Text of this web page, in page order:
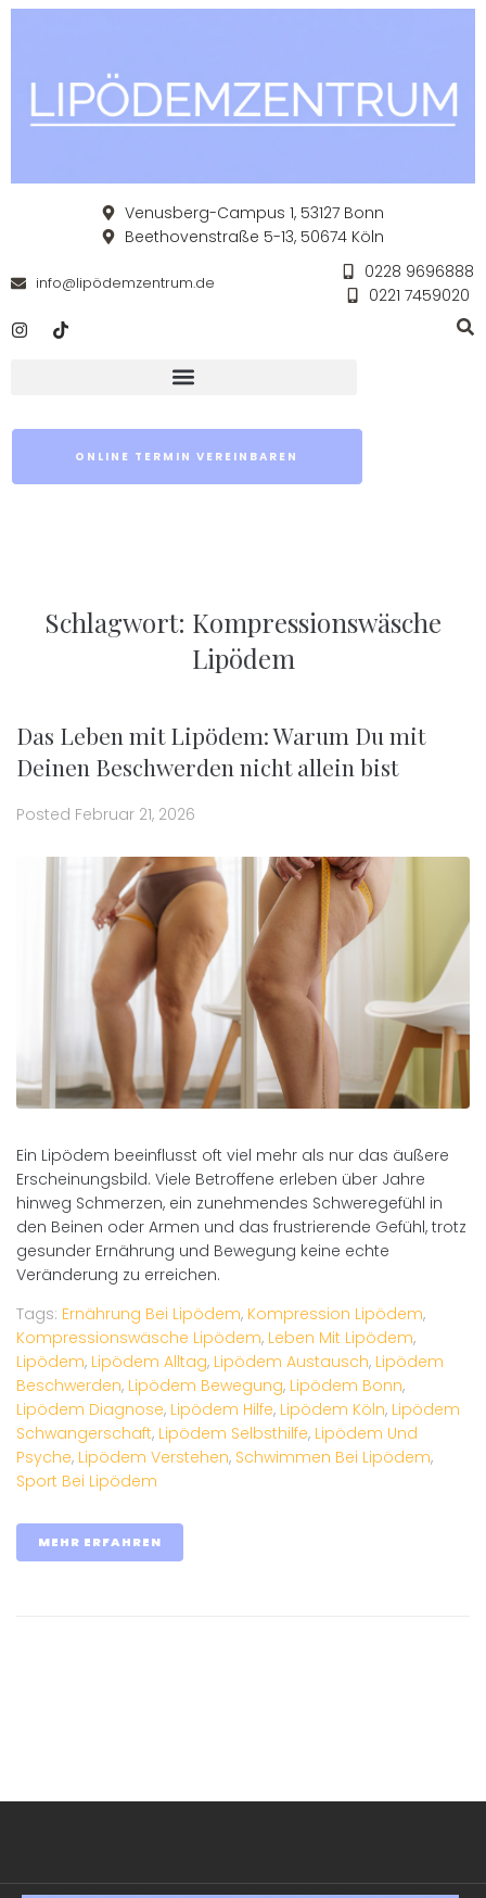
Venusberg-Campus 1, 53127 Bonn
Beethovenstraße 5-13, 50674 Köln
info@lipödemzentrum.de
0228 9696888
0221 7459020
ONLINE TERMIN VEREINBAREN
Schlagwort: Kompressionswäsche
Lipödem
Das Leben mit Lipödem: Warum Du mit
Deinen Beschwerden nicht allein bist
Posted Februar 21, 2026
Ein Lipödem beeinflusst oft viel mehr als nur das äußere
Erscheinungsbild. Viele Betroffene erleben über Jahre
hinweg Schmerzen, ein zunehmendes Schweregefühl in
den Beinen oder Armen und das frustrierende Gefühl, trotz
gesunder Ernährung und Bewegung keine echte
Veränderung zu erreichen.
Tags: Ernährung Bei Lipödem, Kompression Lipödem,
Kompressionswäsche Lipödem, Leben Mit Lipödem,
Lipödem, Lipödem Alltag, Lipödem Austausch, Lipödem
Beschwerden, Lipödem Bewegung, Lipödem Bonn,
Lipödem Diagnose, Lipödem Hilfe, Lipödem Köln, Lipödem
Schwangerschaft, Lipödem Selbsthilfe, Lipödem Und
Psyche, Lipödem Verstehen, Schwimmen Bei Lipödem,
Sport Bei Lipödem
MEHR ERFAHREN